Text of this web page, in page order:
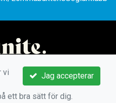
Jag accepterar
vi
ett bra sätt för dig.